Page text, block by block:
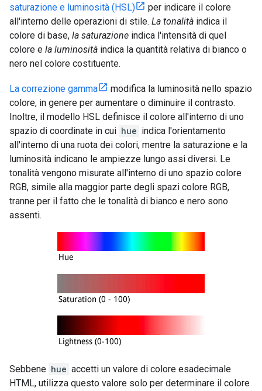
saturazione e luminosità (HSL)
per indicare il colore
all'interno delle operazioni di stile. La tonalità indica il
colore di base, la saturazione indica l'intensità di quel
colore e la luminosità indica la quantità relativa di bianco o
nero nel colore costituente.
La correzione gamma
modifica la luminosità nello spazio
colore, in genere per aumentare o diminuire il contrasto.
Inoltre, il modello HSL definisce il colore all'interno di uno
spazio di coordinate in cui hue indica l'orientamento
all'interno di una ruota dei colori, mentre la saturazione e la
luminosità indicano le ampiezze lungo assi diversi. Le
tonalità vengono misurate all'interno di uno spazio colore
RGB, simile alla maggior parte degli spazi colore RGB,
tranne per il fatto che le tonalità di bianco e nero sono
assenti.
Sebbene hue accetti un valore di colore esadecimale
HTML, utilizza questo valore solo per determinare il colore